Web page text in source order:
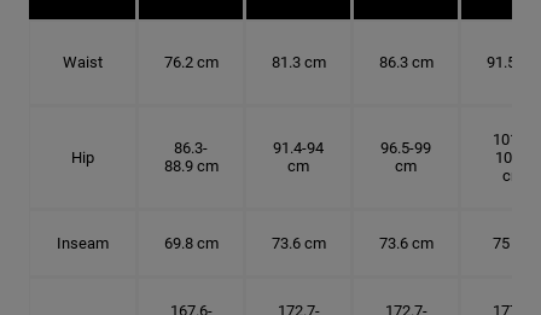
Waist 76.2 cm 81.3 cm 86.3 cm 91.5 cm
Hip
86.3-
88.9 cm
91.4-94
cm
96.5-99
cm
101.6-
104.1
cm
Inseam 69.8 cm 73.6 cm 73.6 cm 75 cm
167.6-
172.7-
172.7-
177.8-